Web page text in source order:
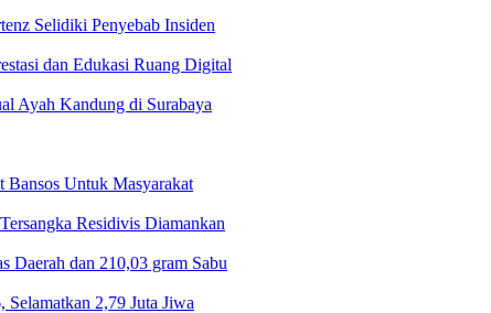
Selidiki Penyebab Insiden
dan Edukasi Ruang Digital
Ayah Kandung di Surabaya
Bansos Untuk Masyarakat
Residivis Diamankan
Daerah dan 210,03 gram Sabu
2,79 Juta Jiwa